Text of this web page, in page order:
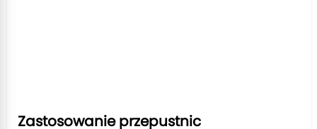
Zastosowanie przepustnic